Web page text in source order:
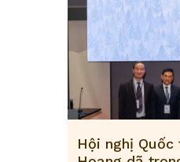
Hội nghị